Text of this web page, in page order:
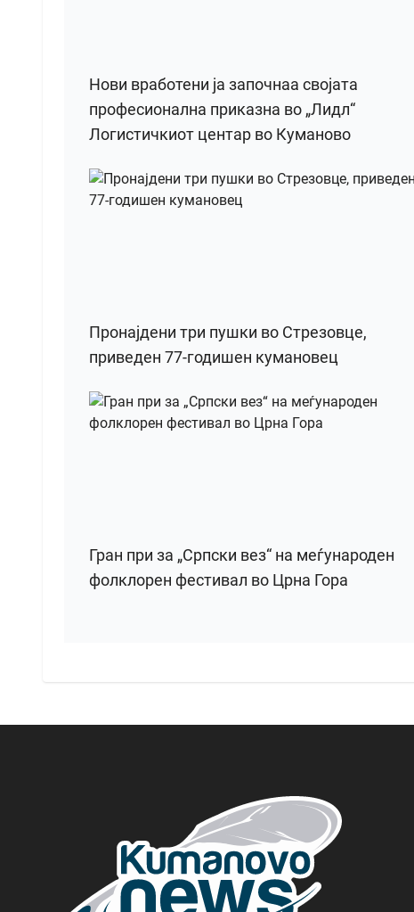
Нови вработени ја започнаа својата
професионална приказна во „Лидл“
Логистичкиот центар во Куманово
Пронајдени три пушки во Стрезовце,
приведен 77-годишен кумановец
Гран при за „Српски вез“ на меѓународен
фолклорен фестивал во Црна Гора